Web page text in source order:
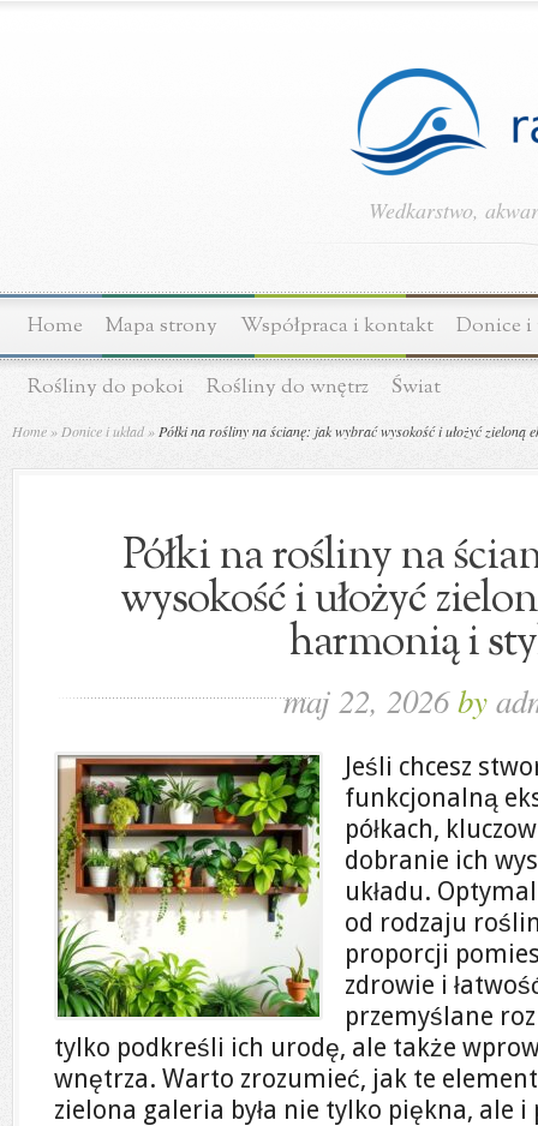
Wedkarstwo,
Home Mapa strony Współpraca i kontakt Donice i
Rośliny do pokoi Rośliny do wnętrz Świat
Home » Donice i układ » Półki na rośliny na ścianę: jak wybrać wysokość i ułożyć zieloną
Półki na rośliny na
wysokość i ułożyć
harmonią i
maj 22, 2026by
Jeśli chcesz
funkcjonalną
półkach,
dobranie ich
układu.
od rodzaju
proporcji
zdrowie i
przemyślane
tylko podkreśli ich urodę, ale także
wnętrza. Warto zrozumieć, jak te
zielona galeria była nie tylko piękna, ale i